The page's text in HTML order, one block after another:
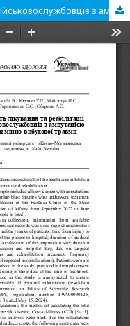
Вартість лікування та реабілітації військовослужбовців з ампутацією після мінно-вибухової травми